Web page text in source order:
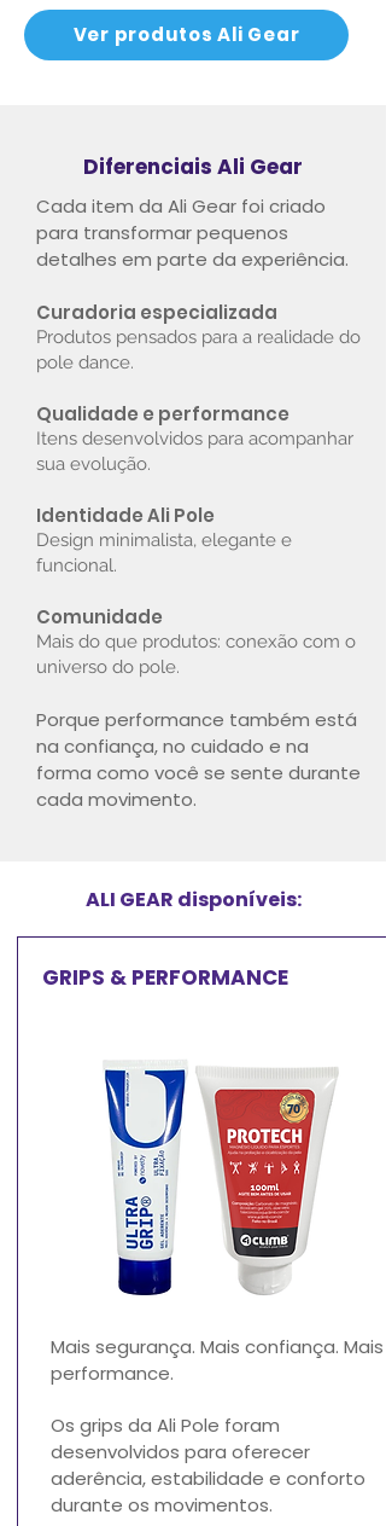
Ver produtos Ali Gear
Diferenciais Ali Gear
Cada item da Ali Gear foi criado
para transformar pequenos
detalhes em parte da experiência.
Curadoria especializada
Produtos pensados para a realidade do
pole dance.
Qualidade e performance
Itens desenvolvidos para acompanhar
sua evolução.
Identidade Ali Pole
Design minimalista, elegante e
funcional.
Comunidade
Mais do que produtos: conexão com o
universo do pole.
Porque performance também está
na confiança, no cuidado e na
forma como você se sente durante
cada movimento.
ALI GEAR disponíveis:
GRIPS & PERFORMANCE
Mais segurança. Mais confiança. Mais
performance.
Os grips da Ali Pole foram
desenvolvidos para oferecer
aderência, estabilidade e conforto
durante os movimentos.